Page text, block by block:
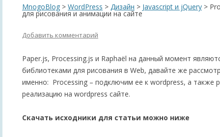
MnogoBlog > WordPress > Дизайн > Javascript и jQuery >
для рисования и анимации на сайте
Добавить комментарий
Paper.js, Processing.js и Raphaël на данный момент
библиотеками для рисования в Web, давайте же
именно: Processing – подключим ее к wordpress, а также
реализацию на wordpress сайте.
Скачать исходники для статьи можно ниже